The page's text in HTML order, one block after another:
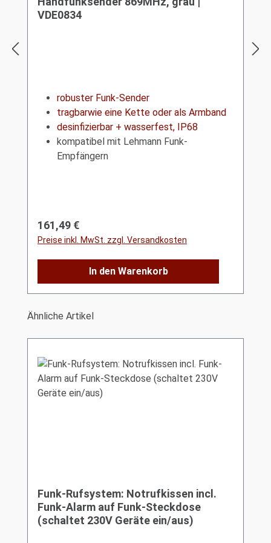
VDE0834
robuster Funk-Sender
tragbarwie eine Kette oder als Armband
desinfizierbar + wasserfest, IP68
kompatibel mit Lehmann Funk-
Empfängern
Regulärer Preis:
161,49 €
Preise inkl. MwSt. zzgl. Versandkosten
In den Warenkorb
Produktgalerie überspringen
Ähnliche Artikel
Funk-Rufsystem: Notrufkissen incl.
Funk-Alarm auf Funk-Steckdose
(schaltet 230V Geräte ein/aus)